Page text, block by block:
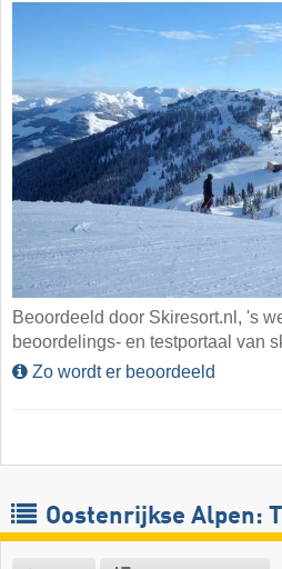
Beoordeeld door Skiresort.nl, 's
beoordelings- en testportaal van
Zo wordt er beoordeeld
Oostenrijkse Alpen: